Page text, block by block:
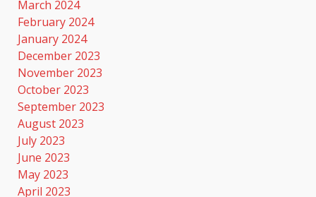
March 2024
February 2024
January 2024
December 2023
November 2023
October 2023
September 2023
August 2023
July 2023
June 2023
May 2023
April 2023